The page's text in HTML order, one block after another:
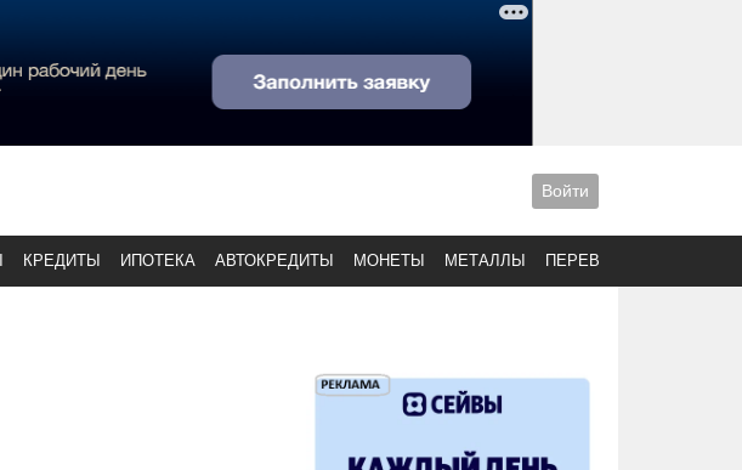
Войти
КРЕДИТЫ ИПОТЕКА АВТОКРЕДИТЫ МОНЕТЫ МЕТАЛЛЫ ПЕРЕВОДЫ